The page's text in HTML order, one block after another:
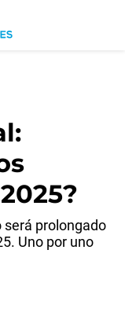
será prolongado
Uno por uno